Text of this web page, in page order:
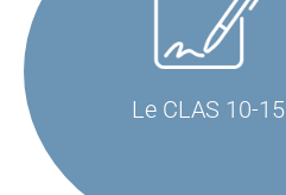
Le CLAS 10-15
Accéder